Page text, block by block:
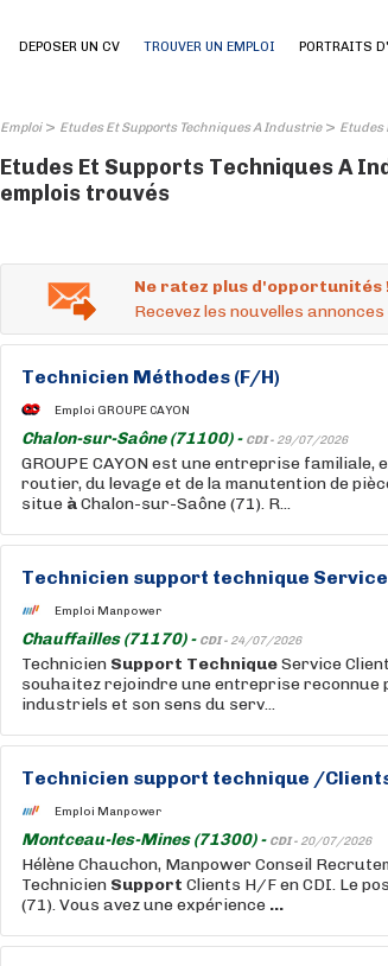
DEPOSER UN CV TROUVER UN EMPLOI PORTRAITS
Emploi> Etudes Et Supports Techniques A Industrie> Etudes
Etudes Et Supports Techniques A
emplois trouvés
Ne ratez plus d'opportunités
Recevez les nouvelles
Technicien Méthodes (F/H)
Emploi GROUPE CAYON
Chalon-sur-Saône (71100) - CDI - 29/07/2026
GROUPE CAYON est une entreprise
routier, du levage et de la manutention de
situe àChalon-sur-Saône (71). R...
Technicien support technique
Emploi Manpower
Chauffailles (71170) - CDI - 24/07/2026
Technicien Support TechniqueService
souhaitez rejoindre une entreprise reconnue
industriels et son sens du serv...
Technicien support technique /
Emploi Manpower
Montceau-les-Mines (71300) - CDI - 20/07/2026
Hélène Chauchon, Manpower Conseil
Technicien Support Clients H/F en CDI. Le
(71). Vous avez une expérience ...